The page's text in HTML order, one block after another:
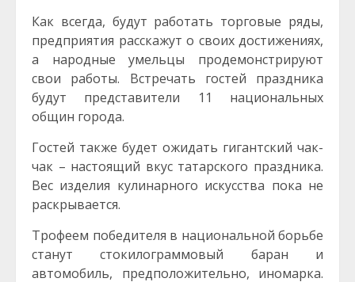
Как всегда, будут работать торговые ряды,
предприятия расскажут о своих достижениях,
а народные умельцы продемонстрируют
свои работы. Встречать гостей праздника
будут представители 11 национальных
общин города.
Гостей также будет ожидать гигантский чак-
чак – настоящий вкус татарского праздника.
Вес изделия кулинарного искусства пока не
раскрывается.
Трофеем победителя в национальной борьбе
станут стокилограммовый баран и
автомобиль, предположительно, иномарка.